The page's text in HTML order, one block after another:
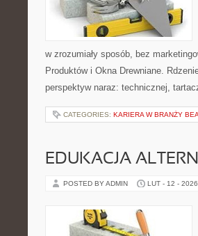
w zrozumiały sposób, bez
Produktów i Okna Drewniane.
perspektyw naraz: technicznej,
CATEGORIES: KARIERA W BRANŻY
EDUKACJA
POSTED BY ADMIN LUT - 12 - 2026